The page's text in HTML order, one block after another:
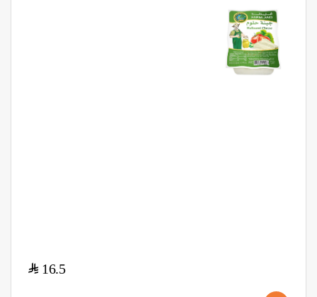
16.5
$